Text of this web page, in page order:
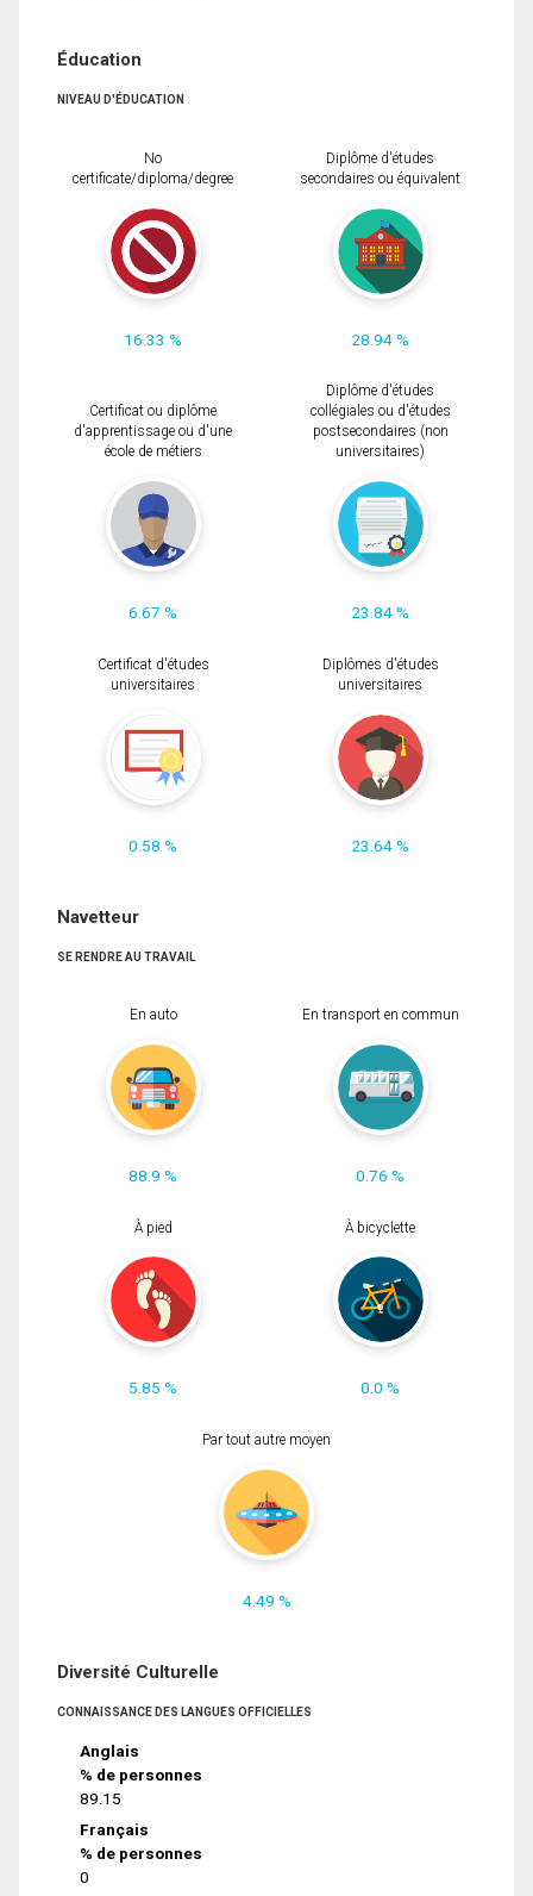
Éducation
NIVEAU D'ÉDUCATION
No
certificate/diploma/degree
16.33 %
Diplôme d'études
secondaires ou équivalent
28.94 %
Certificat ou diplôme
d'apprentissage ou d'une
école de métiers
6.67 %
Diplôme d'études
collégiales ou d'études
postsecondaires (non
universitaires)
23.84 %
Certificat d'études
universitaires
0.58 %
Diplômes d'études
universitaires
23.64 %
Navetteur
SE RENDRE AU TRAVAIL
En auto
88.9 %
En transport en commun
0.76 %
À pied
5.85 %
À bicyclette
0.0 %
Par tout autre moyen
4.49 %
Diversité Culturelle
CONNAISSANCE DES LANGUES OFFICIELLES
Anglais
% de personnes
89.15
Français
% de personnes
0